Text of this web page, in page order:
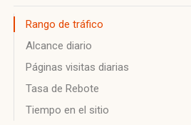
Rango de tráfico
Alcance diario
Páginas visitas diarias
Tasa de Rebote
Tiempo en el sitio